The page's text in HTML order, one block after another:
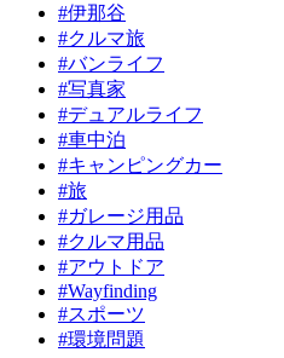
#伊那谷
#クルマ旅
#バンライフ
#写真家
#デュアルライフ
#車中泊
#キャンピングカー
#旅
#ガレージ用品
#クルマ用品
#アウトドア
#Wayfinding
#スポーツ
#環境問題